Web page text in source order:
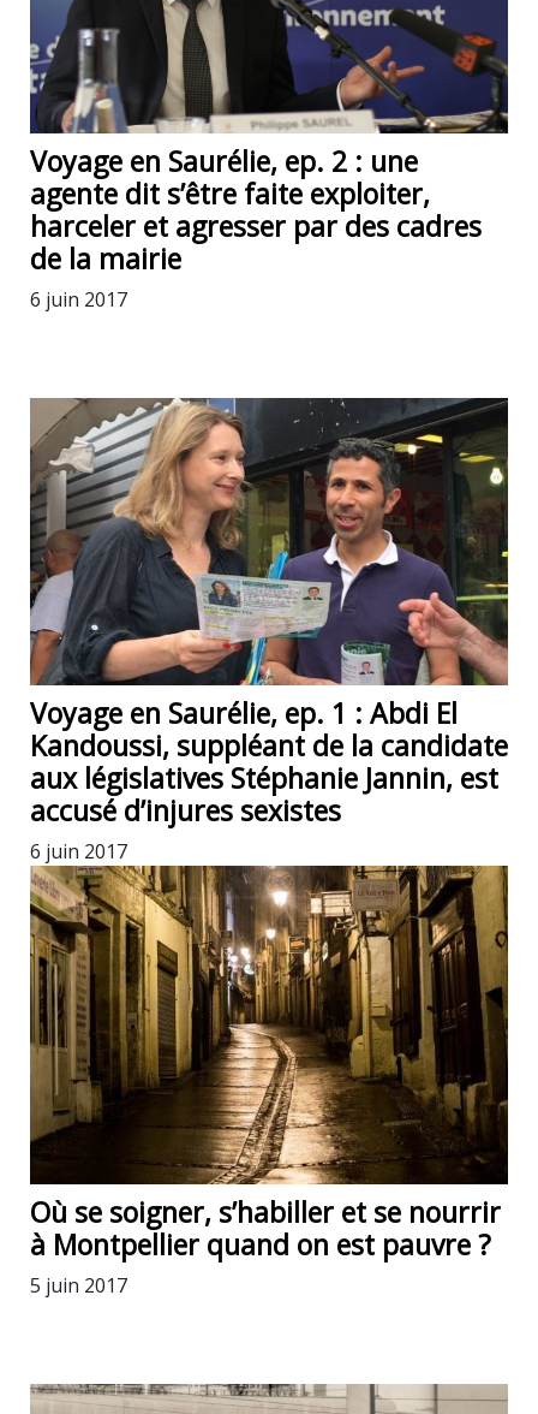
Voyage en Saurélie, ep. 2 : une
agente dit s’être faite exploiter,
harceler et agresser par des cadres
de la mairie
6 juin 2017
Voyage en Saurélie, ep. 1 : Abdi El
Kandoussi, suppléant de la candidate
aux législatives Stéphanie Jannin, est
accusé d’injures sexistes
6 juin 2017
Où se soigner, s’habiller et se nourrir
à Montpellier quand on est pauvre ?
5 juin 2017